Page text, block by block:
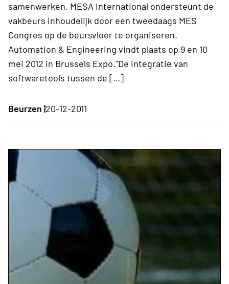
samenwerken. MESA International ondersteunt de
vakbeurs inhoudelijk door een tweedaags MES
Congres op de beursvloer te organiseren.
Automation & Engineering vindt plaats op 9 en 10
mei 2012 in Brussels Expo."De integratie van
softwaretools tussen de […]
Beurzen |20-12-2011